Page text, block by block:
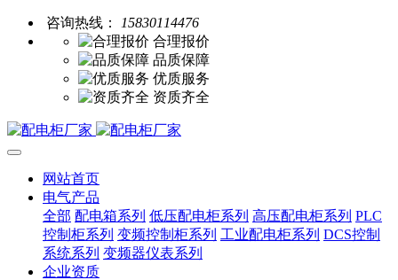
咨询热线：
15830114476
合理报价
品质保障
优质服务
资质齐全
网站首页
电气产品
全部 配电箱系列 低压配电柜系列 高压配电柜系列 PLC
控制柜系列 变频控制柜系列 工业配电柜系列 DCS控制
系统系列 变频器仪表系列
企业资质